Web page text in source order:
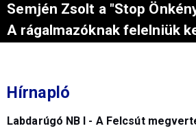
Semjén Zsolt a "Stop
A rágalmazóknak felelniük
Hírnapló
Labdarúgó NB I - A Felcsút